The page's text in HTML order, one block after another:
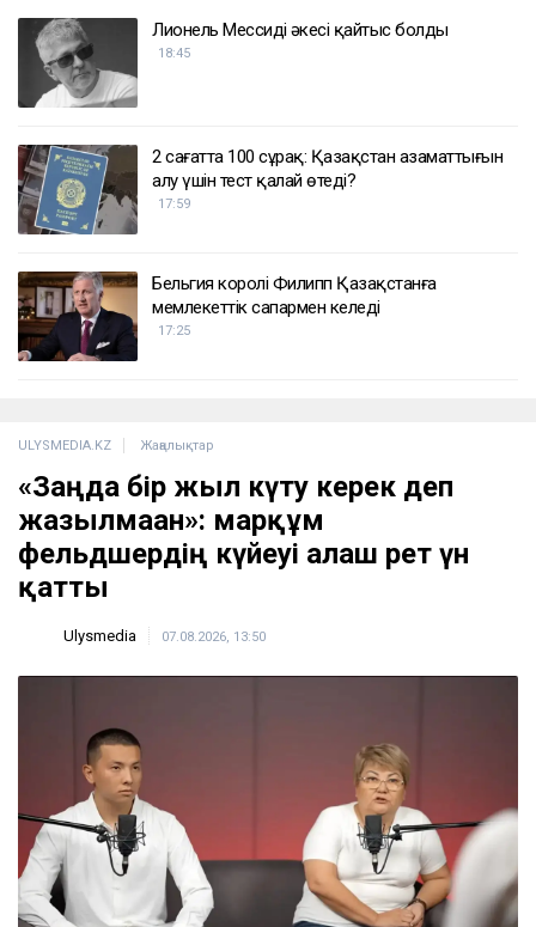
Лионель Мессидің әкесі қайтыс болды
18:45
2 сағатта 100 сұрақ: Қазақстан азаматтығын
алу үшін тест қалай өтеді?
17:59
Бельгия королі Филипп Қазақстанға
мемлекеттік сапармен келеді
17:25
ULYSMEDIA.KZ Жаңалықтар
«Заңда бір жыл күту керек деп
жазылмаған»: марқұм
фельдшердің күйеуі алғаш рет үн
қатты
Ulysmedia 07.08.2026, 13:50